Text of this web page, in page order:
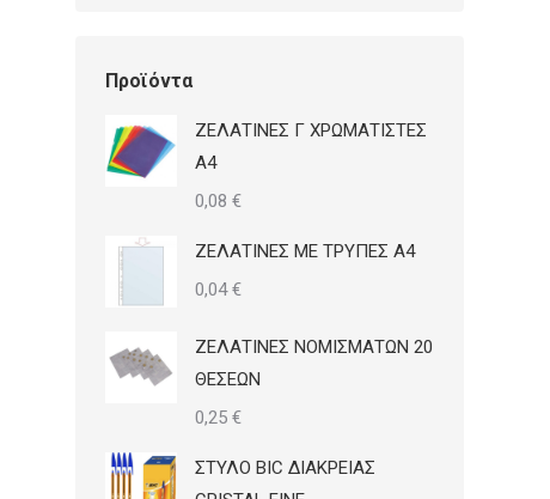
Προϊόντα
ΖΕΛΑΤΙΝΕΣ Γ ΧΡΩΜΑΤΙΣΤΕΣ
Α4
0,08 €
ΖΕΛΑΤΙΝΕΣ ΜΕ ΤΡΥΠΕΣ Α4
0,04€
ΖΕΛΑΤΙΝΕΣ ΝΟΜΙΣΜΑΤΩΝ 20
ΘΕΣΕΩΝ
0,25 €
ΣΤΥΛΟ BIC ΔΙΑΚΡΕΙΑΣ